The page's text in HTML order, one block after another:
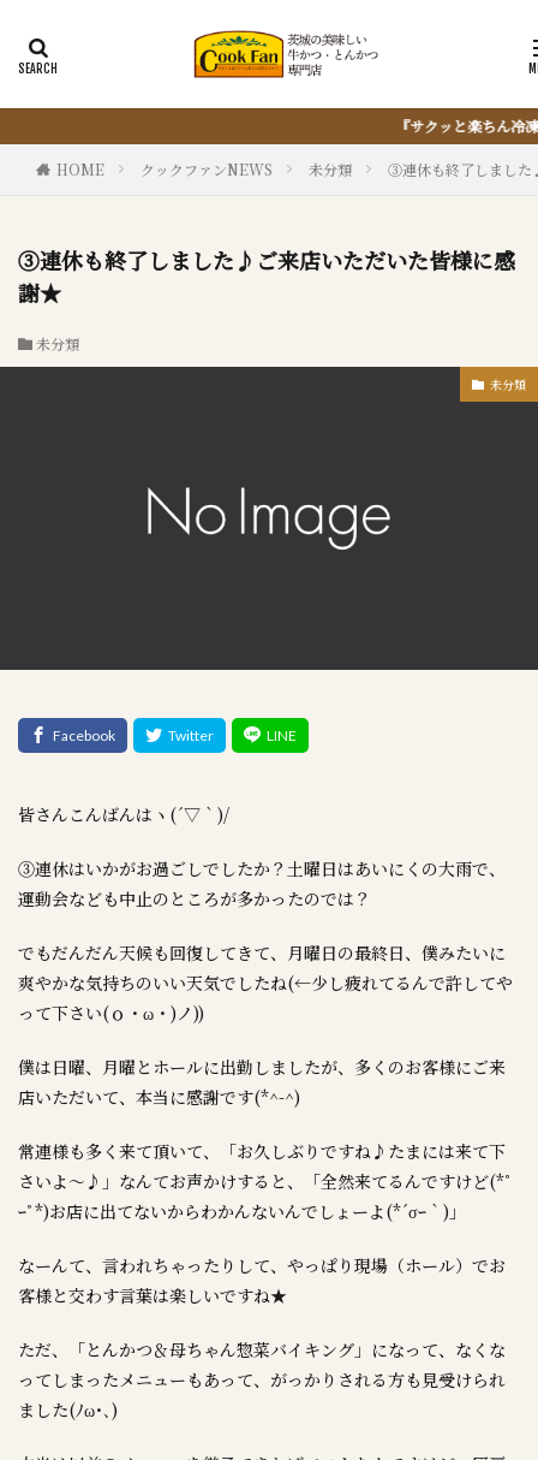
『サクッと楽ちん冷凍とんかつ』は、仕込まない・揚げない・油捨てない
HOME クックファンNEWS 未分類 ③連休も終了しまし
③連休も終了しました♪ご来店いただいた皆様に感
謝★
未分類
未分類
皆さんこんばんはヽ(´▽｀)/
③連休はいかがお過ごしでしたか？土曜日はあいにくの大雨で、
運動会なども中止のところが多かったのでは？
でもだんだん天候も回復してきて、月曜日の最終日、僕みたいに
爽やかな気持ちのいい天気でしたね(←少し疲れてるんで許してや
って下さい(ｏ・ω・)ノ))
僕は日曜、月曜とホールに出勤しましたが、多くのお客様にご来
店いただいて、本当に感謝です(*^-^)
常連様も多く来て頂いて、「お久しぶりですね♪たまには来て下
さいよ～♪」なんてお声かけすると、「全然来てるんですけど(*ﾟ
ｰﾟ*)お店に出てないからわかんないんでしょーよ(*´σｰ｀)」
なーんて、言われちゃったりして、やっぱり現場（ホール）でお
客様と交わす言葉は楽しいですね★
ただ、「とんかつ＆母ちゃん惣菜バイキング」になって、なくな
ってしまったメニューもあって、がっかりされる方も見受けられ
ました(ﾉω･､)